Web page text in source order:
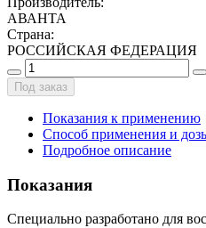
АВАНТА
Страна:
РОССИЙСКАЯ ФЕДЕРАЦИЯ
Под заказ
Показания к применению
Способ применения и
Подробное описание
Показания
Специально разработано для